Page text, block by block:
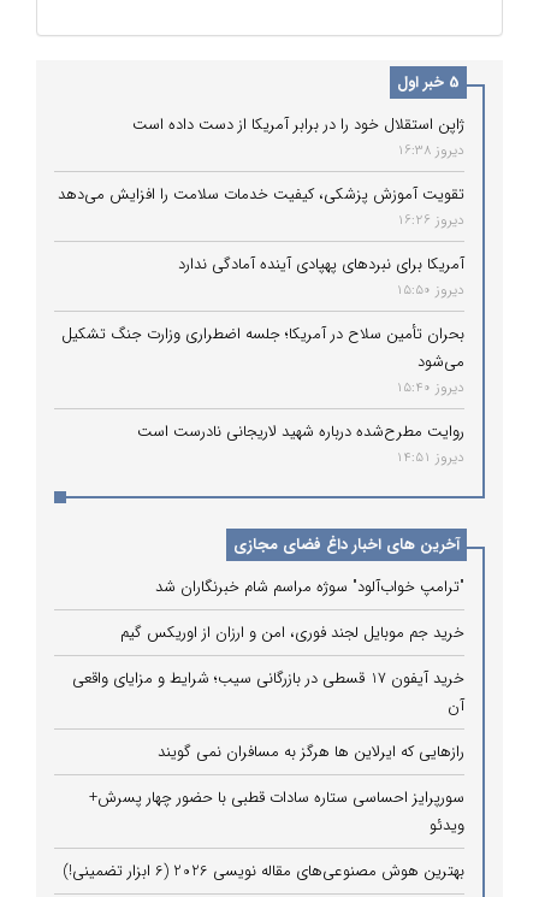
5 خبر اول
ژاپن استقلال خود را در برابر آمریکا از دست داده است
دیروز 16:38
تقویت آموزش پزشکی، کیفیت خدمات سلامت را افزایش می‌دهد
دیروز 16:26
آمریکا برای نبردهای پهپادی آینده آمادگی ندارد
دیروز 15:50
بحران تأمین سلاح در آمریکا؛ جلسه اضطراری وزارت جنگ تشکیل
می‌شود
دیروز 15:40
روایت مطرح‌شده درباره شهید لاریجانی نادرست است
دیروز 14:51
آخرین های اخبار داغ فضای مجازی
"ترامپ خواب‌آلود" سوژه مراسم شام خبرنگاران شد
خرید جم موبایل لجند فوری، امن و ارزان از اوریکس گیم
خرید آیفون 17 قسطی در بازرگانی سیب؛ شرایط و مزایای واقعی
آن
رازهایی که ایرلاین ‌ها هرگز به مسافران نمی‌ گویند
سورپرایز احساسی ستاره سادات قطبی با حضور چهار پسرش+
ویدئو
بهترین هوش مصنوعی‌های مقاله نویسی 2026 (6 ابزار تضمینی!)